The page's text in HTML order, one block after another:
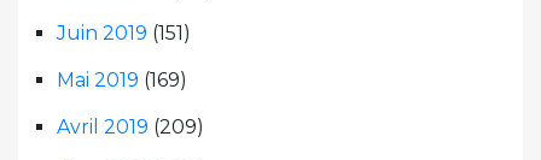
Juin 2019 (151)
Mai 2019 (169)
Avril 2019 (209)